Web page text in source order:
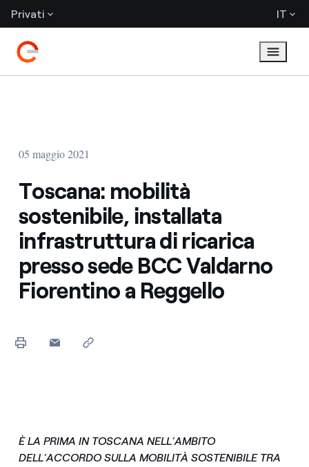
Privati IT
05 maggio 2021
Toscana: mobilità
sostenibile, installata
infrastruttura di ricarica
presso sede BCC Valdarno
Fiorentino a Reggello
È LA PRIMA IN TOSCANA NELL’AMBITO
DELL’ACCORDO SULLA MOBILITÀ SOSTENIBILE TRA